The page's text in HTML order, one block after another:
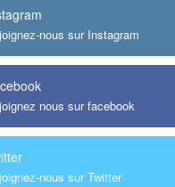
nous sur Instagram
nous sur facebook
nous sur Twitter